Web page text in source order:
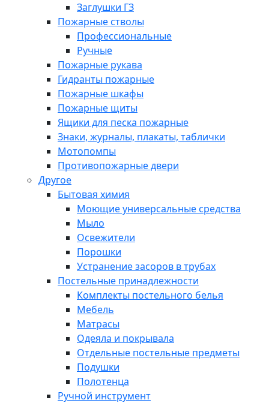
Заглушки ГЗ
Пожарные стволы
Профессиональные
Ручные
Пожарные рукава
Гидранты пожарные
Пожарные шкафы
Пожарные щиты
Ящики для песка пожарные
Знаки, журналы, плакаты, таблички
Мотопомпы
Противопожарные двери
Другое
Бытовая химия
Моющие универсальные средства
Мыло
Освежители
Порошки
Устранение засоров в трубах
Постельные принадлежности
Комплекты постельного белья
Мебель
Матрасы
Одеяла и покрывала
Отдельные постельные предметы
Подушки
Полотенца
Ручной инструмент